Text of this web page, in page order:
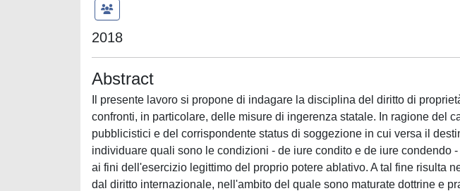
2018
Abstract
Il presente lavoro si propone di indagare la disciplina del diritto di
confronti, in particolare, delle misure di ingerenza statale. In ragione del
pubblicistici e del corrispondente status di soggezione in cui versa il
individuare quali sono le condizioni - de iure condito e de iure condendo
ai fini dell'esercizio legittimo del proprio potere ablativo. A tal fine risulta
dal diritto internazionale, nell'ambito del quale sono maturate dottrine e